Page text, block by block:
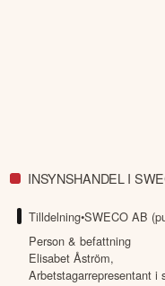
INSYNSHANDEL I
Tilldelning•SWECO AB
Person & befattning
Elisabet Åström,
Arbetstagarrepresentant i